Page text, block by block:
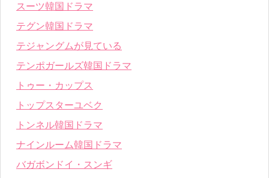
スーツ韓国ドラマ
テグン韓国ドラマ
テジャングムが見ている
テンポガールズ韓国ドラマ
トゥー・カップス
トップスターユベク
トンネル韓国ドラマ
ナインルーム韓国ドラマ
バガボンドイ・スンギ